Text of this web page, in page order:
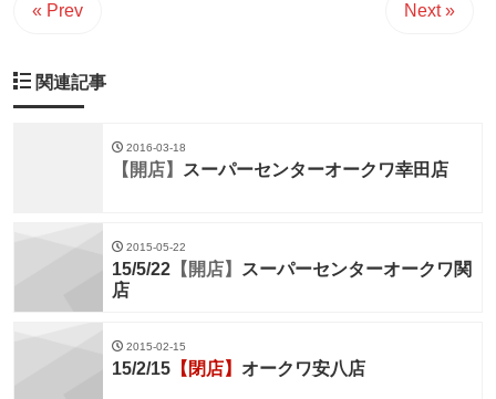
« Prev Next »
関連記事
2016-03-18
【開店】 スーパーセンターオークワ幸田店
2015-05-22
15/5/22 【開店】 スーパーセンターオークワ関
店
2015-02-15
15/2/15 【閉店】 オークワ安八店